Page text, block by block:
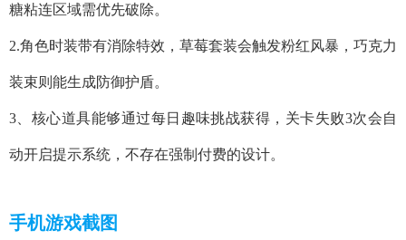
糖粘连区域需优先破除。
2.角色时装带有消除特效，草莓套装会触发粉红风暴，巧克力
装束则能生成防御护盾。
3、核心道具能够通过每日趣味挑战获得，关卡失败3次会自
动开启提示系统，不存在强制付费的设计。
手机游戏截图